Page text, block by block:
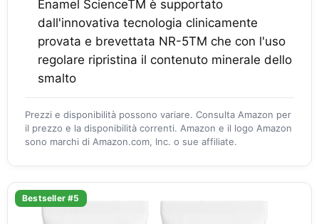
Enamel ScienceTM è supportato
dall'innovativa tecnologia clinicamente
provata e brevettata NR-5TM che con l'uso
regolare ripristina il contenuto minerale dello
smalto
Prezzi e disponibilità possono variare. Consulta Amazon per
il prezzo e la disponibilità correnti. Amazon e il logo Amazon
sono marchi di Amazon.com, Inc. o sue affiliate.
Bestseller #5